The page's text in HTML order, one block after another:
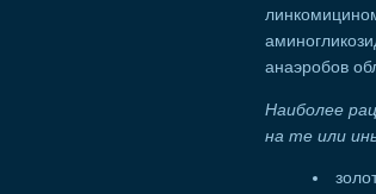
анаэробов
Наиболее
на те или